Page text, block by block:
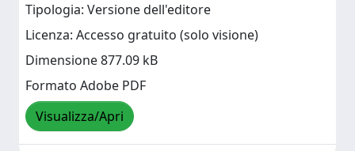
Tipologia: Versione dell'editore
Licenza: Accesso gratuito (solo visione)
Dimensione 877.09 kB
Formato Adobe PDF
Visualizza/Apri